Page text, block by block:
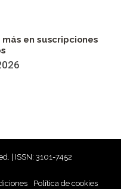
en suscripciones
| ISSN: 3101-7452
Política de cookies